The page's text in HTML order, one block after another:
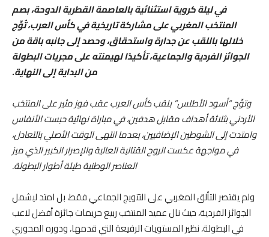
في ليلة كروية استثنائية بالعاصمة القطرية الدوحة، بصم
المنتخب المغربي على مشاركة تاريخية في كأس العرب، تُوِّج
خلالها باللقب عن جدارة واستحقاق، وحصد إلى جانبه باقة من
الجوائز الفردية والجماعية، تأكيدًا لهيمنته على مجريات البطولة
من البداية إلى النهاية.
وتوِّج “أسود الأطلس” بلقب كأس العرب عقب فوز مثير على المنتخب
الأردني بثلاثة أهداف مقابل هدفين، في مباراة نهائية حبست الأنفاس
وامتدت إلى الشوطين الإضافيين، بعدما انتهى الوقت الأصلي بالتعادل،
في مواجهة عكست الروح القتالية العالية والإصرار الكبير الذي ميز
العناصر الوطنية طيلة أطوار البطولة.
ولم يقتصر التألق المغربي على التتويج الجماعي فقط، بل امتد ليشمل
الجوائز الفردية، حيث نال عميد المنتخب ربيع حريمات جائزة أفضل لاعب
في البطولة، نظير المستويات الرفيعة التي قدمها، ودوره المحوري